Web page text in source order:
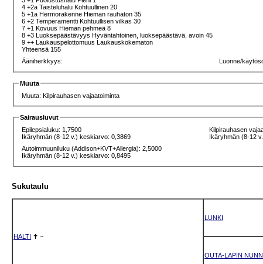
4 +2a Taisteluhalu Kohtuullinen 20
5 +1a Hermorakenne Hieman rauhaton 35
6 +2 Temperamentti Kohtuullisen vilkas 30
7 +1 Kovuus Hieman pehmeä 8
8 +3 Luoksepäästävyys Hyväntahtoinen, luoksepäästävä, avoin 45
9 ++ Laukauspelottomuus Laukauskokematon
Yhteensä 155
Ääniherkkyys: Luonne/
Muuta
Muuta: Kilpirauhasen vajaatoiminta
Sairausluvut
Epilepsialuku: 1,7500
Ikäryhmän (8-12 v.) keskiarvo: 0,3869
Kilpirauhasen
Ikäryhmän (8-12
Autoimmuuniluku (Addison+KVT+Allergia): 2,5000
Ikäryhmän (8-12 v.) keskiarvo: 0,8495
Sukutaulu
HALTI ✝ ~
LUNKI
OUTA-LAPIN